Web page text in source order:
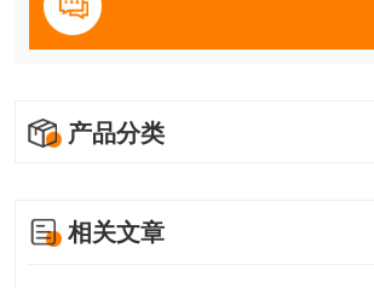
产品分类
相关文章